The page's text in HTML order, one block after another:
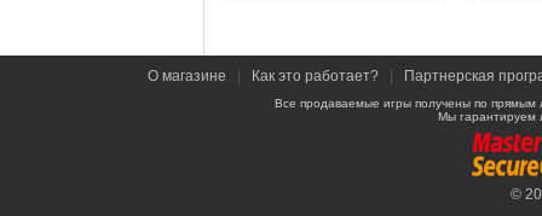
О магазине Как это работает? Партнерская
Все продаваемые игры получены по
Мы гарантируем
©